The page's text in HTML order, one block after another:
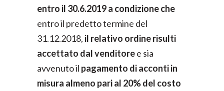
entro il 30.6.2019a condizione che
entro il predetto termine del
31.12.2018, il relativo ordine risulti
accettato dal venditoree sia
avvenuto il pagamento di acconti in
misura almeno pari al 20% del costo